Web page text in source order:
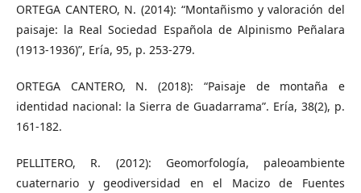
ORTEGA CANTERO, N. (2014): “Montañismo y valoración del
paisaje: la Real Sociedad Española de Alpinismo Peñalara
(1913-1936)”, Ería, 95, p. 253-279.
ORTEGA CANTERO, N. (2018): “Paisaje de montaña e
identidad nacional: la Sierra de Guadarrama”. Ería, 38(2), p.
161-182.
PELLITERO, R. (2012): Geomorfología, paleoambiente
cuaternario y geodiversidad en el Macizo de Fuentes